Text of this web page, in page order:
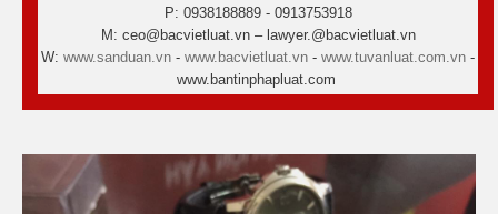
P: 0938188889 - 0913753918
M: ceo@bacvietluat.vn – lawyer.@bacvietluat.vn
W: www.sanduan.vn - www.bacvietluat.vn - www.tuvanluat.com.vn -
www.bantinphapluat.com